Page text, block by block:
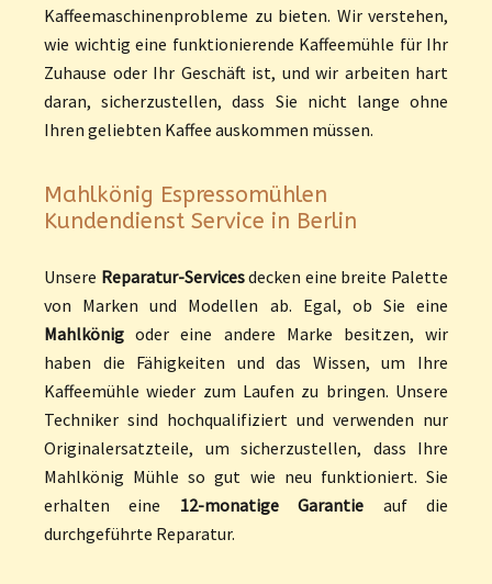
Kaffeemaschinenprobleme zu bieten. Wir verstehen,
wie wichtig eine funktionierende Kaffeemühle für Ihr
Zuhause oder Ihr Geschäft ist, und wir arbeiten hart
daran, sicherzustellen, dass Sie nicht lange ohne
Ihren geliebten Kaffee auskommen müssen.
Mahlkönig Espressomühlen
Kundendienst Service in Berlin
Unsere Reparatur-Servicesdecken eine breite Palette
von Marken und Modellen ab. Egal, ob Sie eine
Mahlkönig oder eine andere Marke besitzen, wir
haben die Fähigkeiten und das Wissen, um Ihre
Kaffeemühle wieder zum Laufen zu bringen. Unsere
Techniker sind hochqualifiziert und verwenden nur
Originalersatzteile, um sicherzustellen, dass Ihre
Mahlkönig Mühle so gut wie neu funktioniert. Sie
erhalten eine 12-monatige Garantie auf die
durchgeführte Reparatur.